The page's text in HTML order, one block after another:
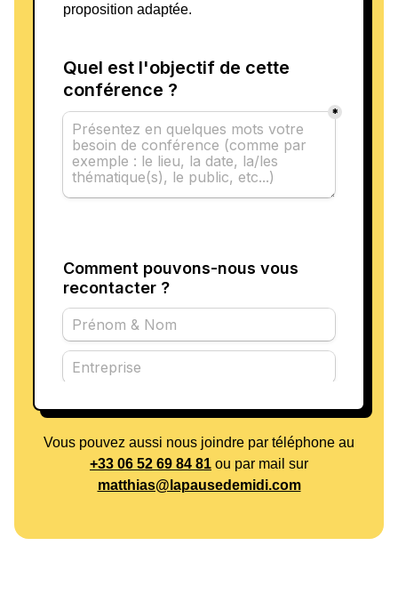
proposition adaptée.
Vous pouvez aussi nous joindre par téléphone au
+33 06 52 69 84 81 ou par mail sur
matthias@lapausedemidi.com